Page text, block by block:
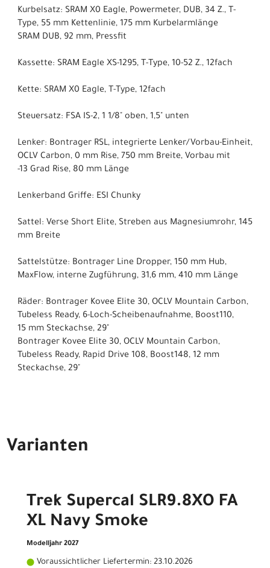
Kurbelsatz: SRAM X0 Eagle, Powermeter, DUB, 34 Z., T-
Type, 55 mm Kettenlinie, 175 mm Kurbelarmlänge
SRAM DUB, 92 mm, Pressfit
Kassette: SRAM Eagle XS-1295, T-Type, 10-52 Z., 12fach
Kette: SRAM X0 Eagle, T-Type, 12fach
Steuersatz: FSA IS-2, 1 1/8" oben, 1,5" unten
Lenker: Bontrager RSL, integrierte Lenker/Vorbau-Einheit,
OCLV Carbon, 0 mm Rise, 750 mm Breite, Vorbau mit
-13 Grad Rise, 80 mm Länge
Lenkerband Griffe: ESI Chunky
Sattel: Verse Short Elite, Streben aus Magnesiumrohr, 145
mm Breite
Sattelstütze: Bontrager Line Dropper, 150 mm Hub,
MaxFlow, interne Zugführung, 31,6 mm, 410 mm Länge
Räder: Bontrager Kovee Elite 30, OCLV Mountain Carbon,
Tubeless Ready, 6-Loch-Scheibenaufnahme, Boost110,
15 mm Steckachse, 29"
Bontrager Kovee Elite 30, OCLV Mountain Carbon,
Tubeless Ready, Rapid Drive 108, Boost148, 12 mm
Steckachse, 29"
Varianten
Trek Supercal SLR9.8XO FA
XL Navy Smoke
Modelljahr 2027
Voraussichtlicher Liefertermin: 23.10.2026